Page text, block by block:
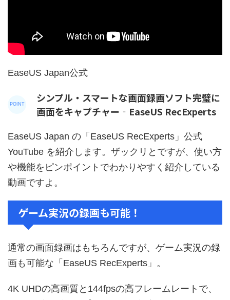
EaseUS Japan公式
シンプル・スマートな画面録画ソフト完璧に
画面をキャプチャー‐EaseUS RecExperts
EaseUS Japan の「EaseUS RecExperts」公式
YouTube を紹介します。ザックリとですが、使い方
や機能をピンポイントでわかりやすく紹介している
動画ですよ。
ゲーム実況の録画も可能！
通常の画面録画はもちろんですが、ゲーム実況の録
画も可能な「EaseUS RecExperts」。
4K UHDの高画質と144fpsの高フレームレートで、